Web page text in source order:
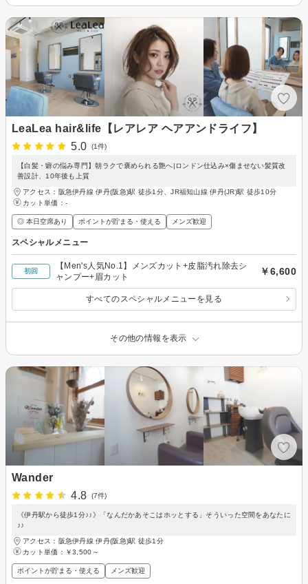
LeaLea hair&life【レアレア ヘアアンドライフ】
5.0
(1件)
【白髪・癖の悩み専門】朝ラクで褒められる艶へ|ロンドン仕込み×傷ませない髪質改
善設計、10年後も上質
アクセス：阪急伊丹線 伊丹(阪急)駅 徒歩1分、JR福知山線 伊丹(JR)駅 徒歩10分
カット単価： -
◎ 本日空席あり ポイントが貯まる・使える メンズ歓迎
スペシャルメニュー
初回
【Men's人気No.1】メンズカット+皮脂汚れ除去シ
ャンプー+眉カット
￥6,600
すべてのスペシャルメニューを見る
その他の情報を表示
Wander
4.8
(7件)
《伊丹駅から徒歩1分♪♪》「なんだかあそこはホッとする」そういった空間をあなたに
♪♪
アクセス：阪急伊丹線 伊丹(阪急)駅 徒歩1分
カット単価： ￥3,500～
ポイントが貯まる・使える メンズ歓迎